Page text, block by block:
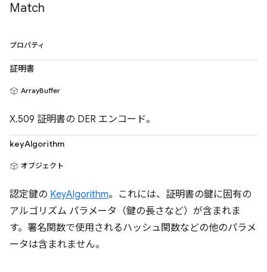
Match
プロパティ
証明書
ArrayBuffer
X.509 証明書の DER エンコード。
keyAlgorithm
オブジェクト
認定鍵の KeyAlgorithm。これには、証明書の鍵に固有の
アルゴリズム パラメータ（鍵の長さなど）が含まれま
す。署名関数で使用されるハッシュ関数などの他のパラメ
ータは含まれません。